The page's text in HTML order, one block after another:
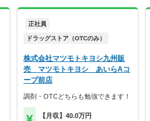
正社員
ドラッグストア（OTCのみ）
株式会社マツモトキヨシ九州販
売 マツモトキヨシ あいらAコ
ープ前店
調剤・OTCどちらも勉強できます！
【月収】40.0万円